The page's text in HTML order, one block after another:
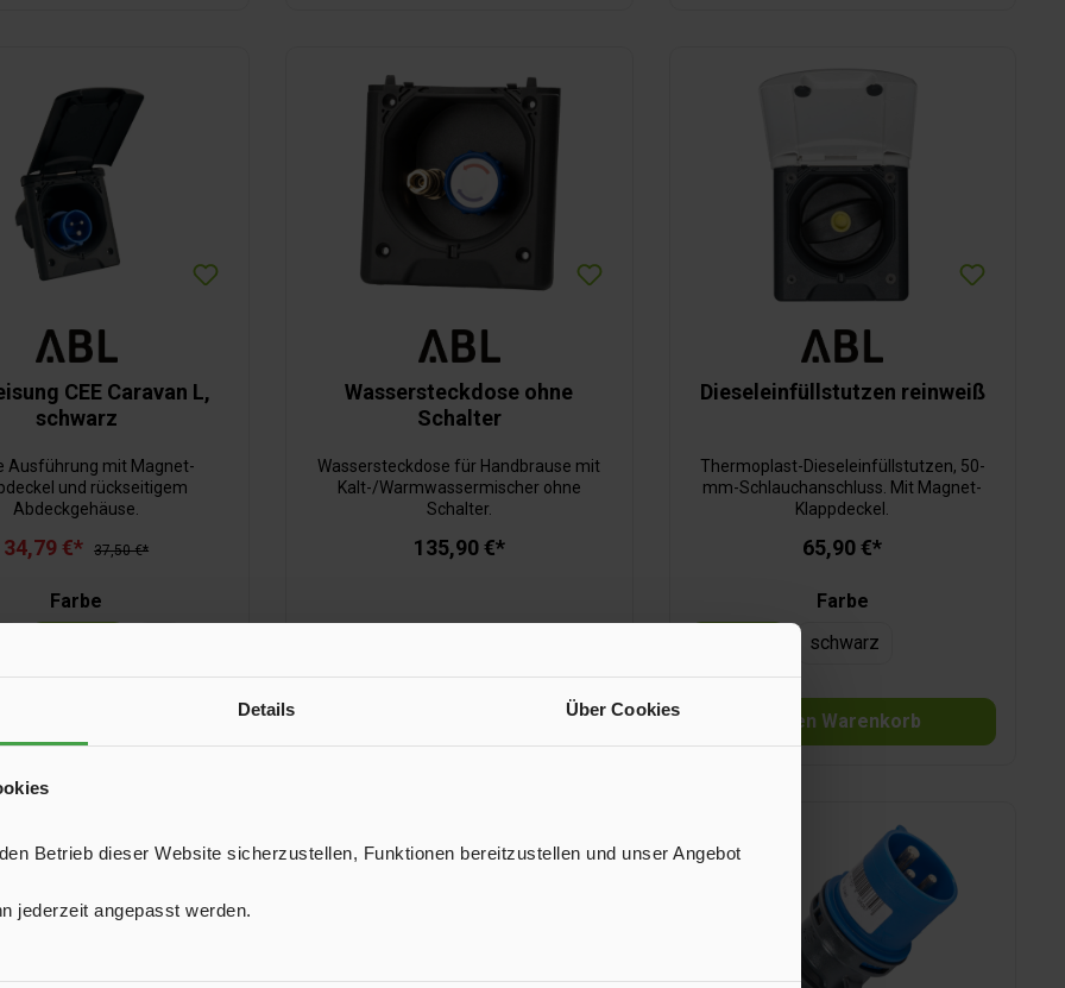
Details Über Cookies
Betrieb dieser Website sicherzustellen, Funktionen bereitzustellen und unser Angebot
jederzeit angepasst werden.
CEE Caravan L,
schwarz
Ausführung mit Magnet-
und rückseitigem
Abdeckgehäuse.
34,79 €* 37,50 €*
Farbe
Wassersteckdose ohne
Schalter
Wassersteckdose für Handbrause mit
Kalt-/Warmwassermischer ohne
Schalter.
135,90 €*
Dieseleinfüllstutzen reinweiß
Thermoplast-Dieseleinfüllstutzen, 50-
mm-Schlauchanschluss. Mit Magnet-
Klappdeckel.
65,90 €*
Farbe
schwarz
In den Warenkorb